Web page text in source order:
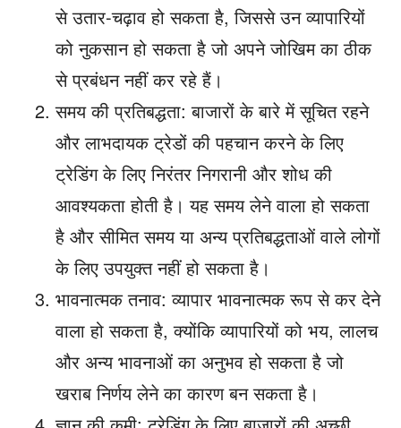
से उतार-चढ़ाव हो सकता है, जिससे उन व्यापारियों
को नुकसान हो सकता है जो अपने जोखिम का ठीक
से प्रबंधन नहीं कर रहे हैं।
समय की प्रतिबद्धता: बाजारों के बारे में सूचित रहने
और लाभदायक ट्रेडों की पहचान करने के लिए
ट्रेडिंग के लिए निरंतर निगरानी और शोध की
आवश्यकता होती है। यह समय लेने वाला हो सकता
है और सीमित समय या अन्य प्रतिबद्धताओं वाले लोगों
के लिए उपयुक्त नहीं हो सकता है।
भावनात्मक तनाव: व्यापार भावनात्मक रूप से कर देने
वाला हो सकता है, क्योंकि व्यापारियों को भय, लालच
और अन्य भावनाओं का अनुभव हो सकता है जो
खराब निर्णय लेने का कारण बन सकता है।